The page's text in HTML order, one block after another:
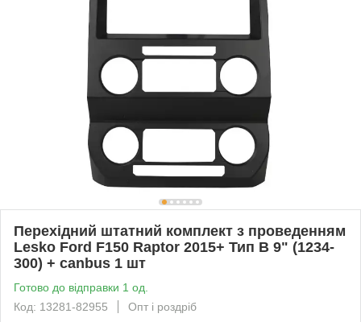
Перехідний штатний комплект з проведенням
Lesko Ford F150 Raptor 2015+ Тип В 9" (1234-
300) + canbus 1 шт
Готово до відправки 1 од.
Код: 13281-82955
Опт і роздріб